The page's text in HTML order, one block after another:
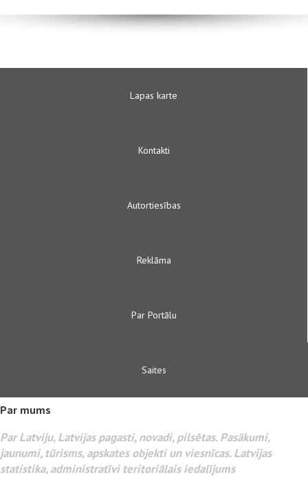
Lapas karte
Kontakti
Autortiesības
Reklāma
Par Portālu
Saites
Par mums
Par Latviju, Latvijas pagasti, novadi, pilsētas. Pasākumi,
jaunumi, tūrisms, apskates objekti un viesnīcas. Latvijas
statistika, administratīvi teritoriālais iedalījums